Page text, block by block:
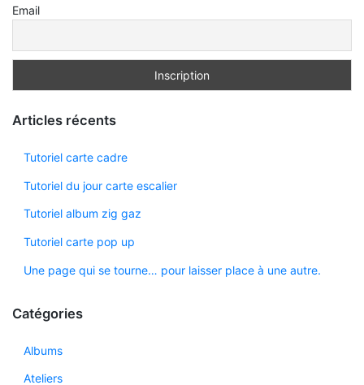
Email
Articles récents
Tutoriel carte cadre
Tutoriel du jour carte escalier
Tutoriel album zig gaz
Tutoriel carte pop up
Une page qui se tourne… pour laisser place à une autre.
Catégories
Albums
Ateliers